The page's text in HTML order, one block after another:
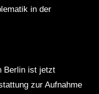
in der
Berlin ist jetzt
zur Aufnahme